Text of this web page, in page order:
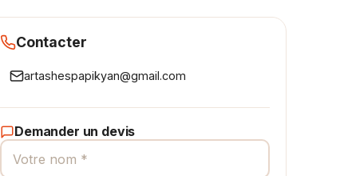
Contacter
artashespapikyan@gmail.com
Demander un devis